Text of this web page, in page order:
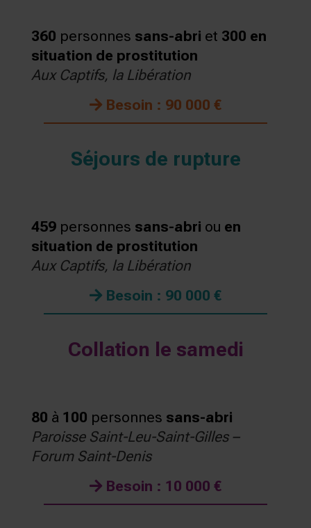
360 personnes sans-abri et 300 en
situation de prostitution
Aux Captifs, la Libération
Besoin : 90 000 €
Séjours de rupture
459 personnes sans-abri ou en
situation de prostitution
Aux Captifs, la Libération
Besoin : 90 000 €
Collation le samedi
80 à 100 personnes sans-abri
Paroisse Saint-Leu-Saint-Gilles –
Forum Saint-Denis
Besoin : 10 000 €